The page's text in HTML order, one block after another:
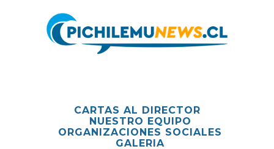
CARTAS AL DIRECTOR
NUESTRO EQUIPO
ORGANIZACIONES SOCIALES
GALERIA